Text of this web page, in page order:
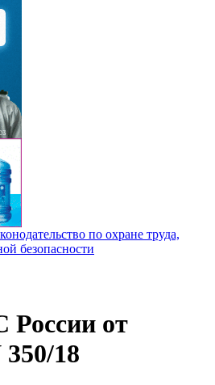
по охране труда,
безопасности
от
350/18